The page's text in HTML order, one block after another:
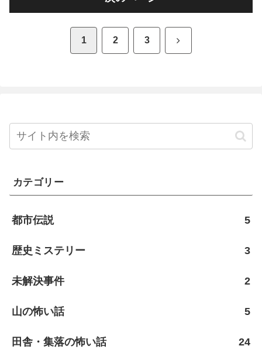
1 2 3 次
カテゴリー
都市伝説 5
歴史ミステリー 3
未解決事件 2
山の怖い話 5
田舎・集落の怖い話 24